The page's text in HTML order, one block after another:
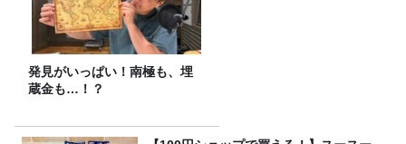
発見がいっぱい！南極も、埋
蔵金も…！？